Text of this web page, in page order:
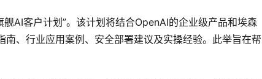
AI客户计划”。该计划将结合OpenAI的企业级产品和埃森
、行业应用案例、安全部署建议及实操经验。此举旨在帮